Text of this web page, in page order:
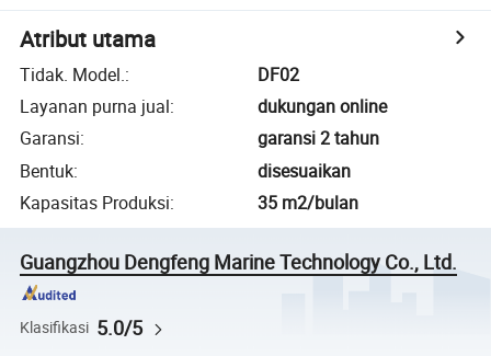
Atribut utama
Tidak. Model.:
DF02
Layanan purna jual:
dukungan online
Garansi:
garansi 2 tahun
Bentuk:
disesuaikan
Kapasitas Produksi: 35 m2/bulan
Guangzhou Dengfeng Marine Technology Co., Ltd.
Klasifikasi 5.0/5